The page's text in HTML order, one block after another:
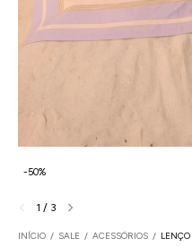
-50%
1 / 3
INÍCIO / SALE / ACESSÓRIOS / LENÇO